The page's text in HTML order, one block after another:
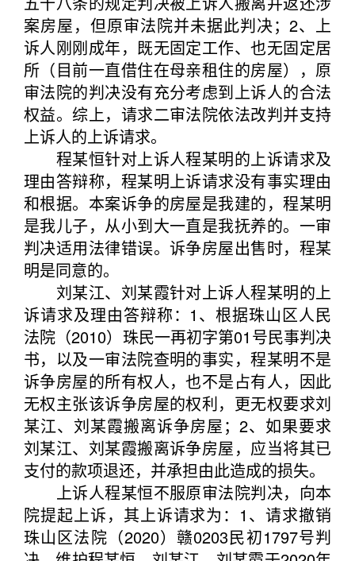
案房屋，但原审法院并未据此判决；2、上
诉人刚刚成年，既无固定工作、也无固定居
所（目前一直借住在母亲租住的房屋），原
审法院的判决没有充分考虑到上诉人的合法
权益。综上，请求二审法院依法改判并支持
上诉人的上诉请求。
程某恒针对上诉人程某明的上诉请求及
理由答辩称，程某明上诉请求没有事实理由
和根据。本案诉争的房屋是我建的，程某明
是我儿子，从小到大一直是我抚养的。一审
判决适用法律错误。诉争房屋出售时，程某
明是同意的。
刘某江、刘某霞针对上诉人程某明的上
诉请求及理由答辩称：1、根据珠山区人民
法院（2010）珠民一再初字第01号民事判决
书，以及一审法院查明的事实，程某明不是
诉争房屋的所有权人，也不是占有人，因此
无权主张该诉争房屋的权利，更无权要求刘
某江、刘某霞搬离诉争房屋；2、如果要求
刘某江、刘某霞搬离诉争房屋，应当将其已
支付的款项退还，并承担由此造成的损失。
上诉人程某恒不服原审法院判决，向本
院提起上诉，其上诉请求为：1、请求撤销
珠山区法院（2020）赣0203民初1797号判